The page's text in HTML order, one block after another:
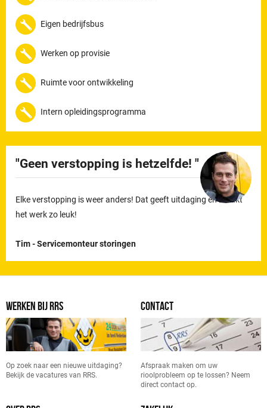
Eigen bedrijfsbus
Werken op provisie
Ruimte voor ontwikkeling
Intern opleidingsprogramma
Geen verstopping is hetzelfde!
Elke verstopping is weer anders! Dat geeft uitdaging en maakt
het werk zo leuk!
Tim - Servicemonteur storingen
WERKEN BIJ RRS
Op zoek naar een nieuwe uitdaging?
Bekijk de vacatures van RRS.
CONTACT
Afspraak maken om uw
rioolprobleem op te lossen? Neem
direct contact op.